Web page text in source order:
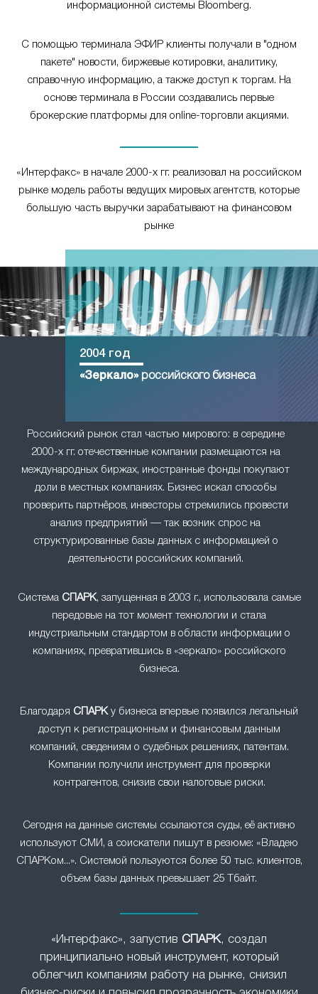
информационной системы Bloomberg.
С помощью терминала ЭФИР клиенты получали в "одном
пакете" новости, биржевые котировки, аналитику,
справочную информацию, а также доступ к торгам. На
основе терминала в России создавались первые
брокерские платформы для online-торговли акциями.
«Интерфакс» в начале 2000-х гг. реализовал на российском
рынке модель работы ведущих мировых агентств, которые
большую часть выручки зарабатывают на финансовом
рынке
Российский рынок стал частью мирового: в середине
2000-х гг. отечественные компании размещаются на
международных биржах, иностранные фонды покупают
доли в местных компаниях. Бизнес искал способы
проверить партнёров, инвесторы стремились провести
анализ предприятий — так возник спрос на
структурированные базы данных с информацией о
деятельности российских компаний.
2004 год
«Зеркало»российского бизнеса
Система СПАРК, запущенная в 2003 г., использовала самые
передовые на тот момент технологии и стала
индустриальным стандартом в области информации о
компаниях, превратившись в «зеркало» российского
бизнеса.
Благодаря СПАРКу бизнеса впервые появился легальный
доступ к регистрационным и финансовым данным
компаний, сведениям о судебных решениях, патентам.
Компании получили инструмент для проверки
контрагентов, снизив свои налоговые риски.
Сегодня на данные системы ссылаются суды, её активно
используют СМИ, а соискатели пишут в резюме: «Владею
СПАРКом...». Системой пользуются более 50 тыс. клиентов,
объем базы данных превышает 25 Тбайт.
«Интерфакс», запустив СПАРК, создал
принципиально новый инструмент, который
облегчил компаниям работу на рынке, снизил